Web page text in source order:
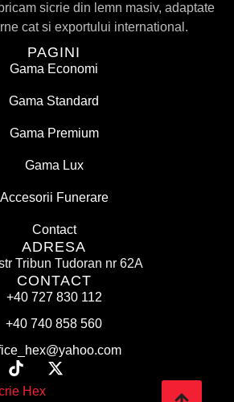
sicrie din lemn masiv, adaptate
cat si exportului international.
PAGINI
Gama Economi
Gama Standard
Gama Premium
Gama Lux
Accesorii Funerare
Contact
ADRESA
Tribun Tudoran nr 62A
CONTACT
+40 727 830 112
+40 740 858 560